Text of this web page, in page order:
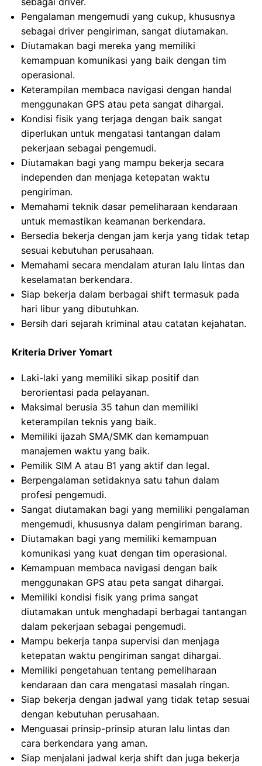
Pengalaman mengemudi yang cukup, khususnya
sebagai driver pengiriman, sangat diutamakan.
Diutamakan bagi mereka yang memiliki
kemampuan komunikasi yang baik dengan tim
operasional.
Keterampilan membaca navigasi dengan handal
menggunakan GPS atau peta sangat dihargai.
Kondisi fisik yang terjaga dengan baik sangat
diperlukan untuk mengatasi tantangan dalam
pekerjaan sebagai pengemudi.
Diutamakan bagi yang mampu bekerja secara
independen dan menjaga ketepatan waktu
pengiriman.
Memahami teknik dasar pemeliharaan kendaraan
untuk memastikan keamanan berkendara.
Bersedia bekerja dengan jam kerja yang tidak tetap
sesuai kebutuhan perusahaan.
Memahami secara mendalam aturan lalu lintas dan
keselamatan berkendara.
Siap bekerja dalam berbagai shift termasuk pada
hari libur yang dibutuhkan.
Bersih dari sejarah kriminal atau catatan kejahatan.
Kriteria Driver Yomart
Laki-laki yang memiliki sikap positif dan
berorientasi pada pelayanan.
Maksimal berusia 35 tahun dan memiliki
keterampilan teknis yang baik.
Memiliki ijazah SMA/SMK dan kemampuan
manajemen waktu yang baik.
Pemilik SIM A atau B1 yang aktif dan legal.
Berpengalaman setidaknya satu tahun dalam
profesi pengemudi.
Sangat diutamakan bagi yang memiliki pengalaman
mengemudi, khususnya dalam pengiriman barang.
Diutamakan bagi yang memiliki kemampuan
komunikasi yang kuat dengan tim operasional.
Kemampuan membaca navigasi dengan baik
menggunakan GPS atau peta sangat dihargai.
Memiliki kondisi fisik yang prima sangat
diutamakan untuk menghadapi berbagai tantangan
dalam pekerjaan sebagai pengemudi.
Mampu bekerja tanpa supervisi dan menjaga
ketepatan waktu pengiriman sangat dihargai.
Memiliki pengetahuan tentang pemeliharaan
kendaraan dan cara mengatasi masalah ringan.
Siap bekerja dengan jadwal yang tidak tetap sesuai
dengan kebutuhan perusahaan.
Menguasai prinsip-prinsip aturan lalu lintas dan
cara berkendara yang aman.
Siap menjalani jadwal kerja shift dan juga bekerja